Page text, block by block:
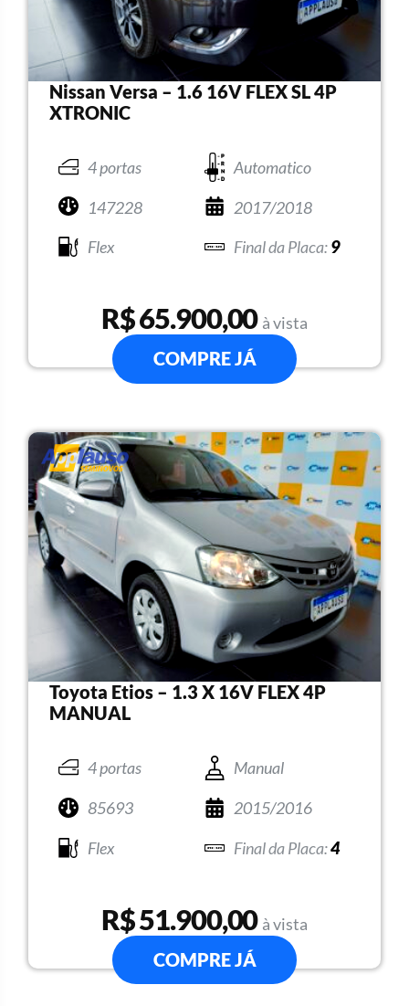
Nissan Versa – 1.6 16V FLEX SL 4P
XTRONIC
4 portas
Automatico
147228
2017/2018
Flex
9
R$ 65.900,00 à vista
COMPRE JÁ
Toyota Etios – 1.3 X 16V FLEX 4P
MANUAL
4 portas
Manual
85693
2015/2016
Flex
4
R$ 51.900,00 à vista
COMPRE JÁ